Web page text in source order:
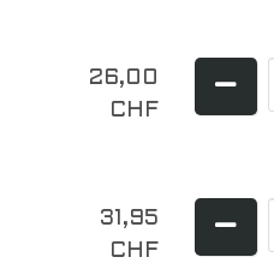
26,00
CHF
31,95
CHF